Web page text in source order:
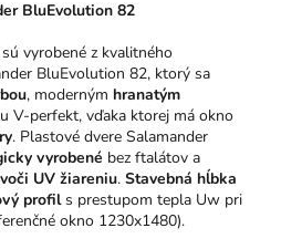
BluEvolution 82
vyrobené z kvalitného
BluEvolution 82, ktorý sa
, moderným hranatým
V-perfekt, vďaka ktorej má okno
. Plastové dvere Salamander
vyrobené bez ftalátov a
UV žiareniu. Stavebná hĺbka
profils prestupom tepla Uw pri
okno 1230x1480).